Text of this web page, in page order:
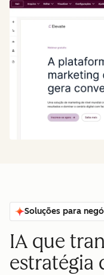
Soluções para
IA que
estratégia